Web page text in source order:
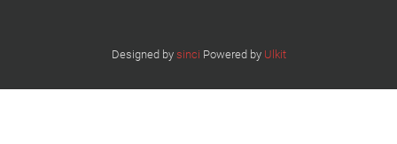
Designed by sinci Powered by Ulkit